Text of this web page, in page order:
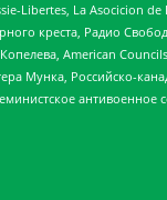
Libertes, La Asocicion
креста, Радио
American
Мунка, Российско-
антивоенное